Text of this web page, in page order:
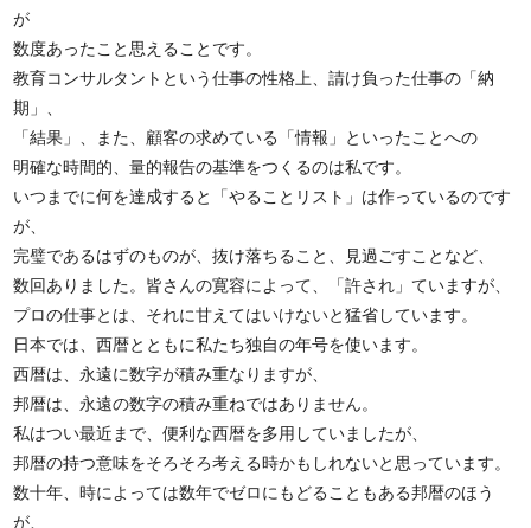
が
数度あったこと思えることです。
教育コンサルタントという仕事の性格上、請け負った仕事の「納
期」、
「結果」、また、顧客の求めている「情報」といったことへの
明確な時間的、量的報告の基準をつくるのは私です。
いつまでに何を達成すると「やることリスト」は作っているのです
が、
完璧であるはずのものが、抜け落ちること、見過ごすことなど、
数回ありました。皆さんの寛容によって、「許され」ていますが、
プロの仕事とは、それに甘えてはいけないと猛省しています。
日本では、西暦とともに私たち独自の年号を使います。
西暦は、永遠に数字が積み重なりますが、
邦暦は、永遠の数字の積み重ねではありません。
私はつい最近まで、便利な西暦を多用していましたが、
邦暦の持つ意味をそろそろ考える時かもしれないと思っています。
数十年、時によっては数年でゼロにもどることもある邦暦のほう
が、